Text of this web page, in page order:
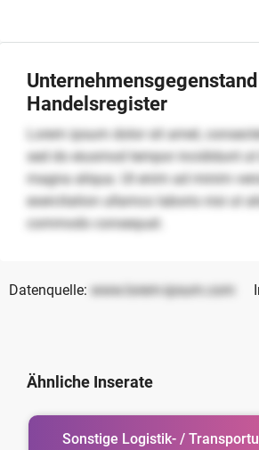
Handelsregister
Lorem ipsum dolor sit amet,
sed do eiusmod tempor incididunt
magna aliqua. Ut enim ad minim
exercitation ullamco laboris nisi ut
commodo consequat.
Datenquelle: www.lorem-ipsum.com
Ähnliche Inserate
Sonstige Logistik- /